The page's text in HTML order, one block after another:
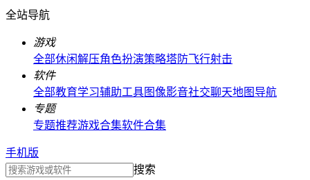
全站导航
游戏
全部休闲解压角色扮演策略塔防飞行射击
软件
全部教育学习辅助工具图像影音社交聊天地图导航
专题
专题推荐游戏合集软件合集
手机版
搜索